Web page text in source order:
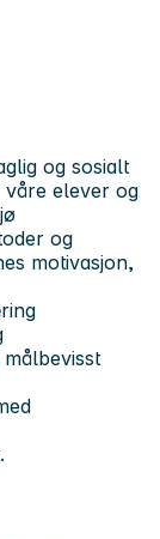
og sosialt
elever og
og
motivasjon,